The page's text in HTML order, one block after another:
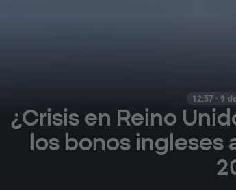
12:57 · 9
¿Crisis en Reino
los bonos ingleses